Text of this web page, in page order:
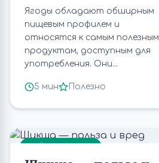
Ягоды обладают обширным
пищевым профилем и
относятся к самым полезным
продуктам, доступным для
употребления. Они...
5 мин Полезно